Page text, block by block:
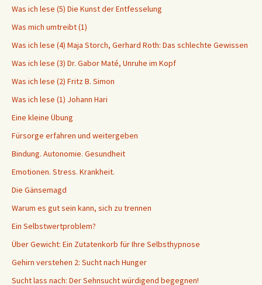
Was ich lese (5) Die Kunst der Entfesselung
Was mich umtreibt (1)
Was ich lese (4) Maja Storch, Gerhard Roth: Das schlechte Gewissen
Was ich lese (3) Dr. Gabor Maté, Unruhe im Kopf
Was ich lese (2) Fritz B. Simon
Was ich lese (1) Johann Hari
Eine kleine Übung
Fürsorge erfahren und weitergeben
Bindung. Autonomie. Gesundheit
Emotionen. Stress. Krankheit.
Die Gänsemagd
Warum es gut sein kann, sich zu trennen
Ein Selbstwertproblem?
Über Gewicht: Ein Zutatenkorb für Ihre Selbsthypnose
Gehirn verstehen 2: Sucht nach Hunger
Sucht lass nach: Der Sehnsucht würdigend begegnen!